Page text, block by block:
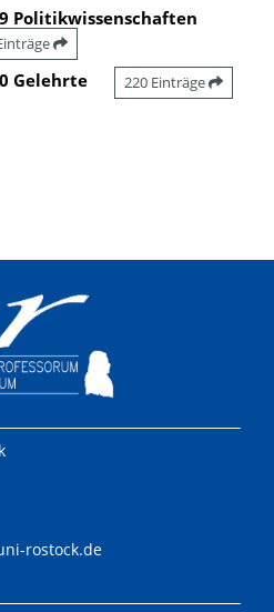
Politikwissenschaften
Gelehrte 220 Einträge
rostock.de